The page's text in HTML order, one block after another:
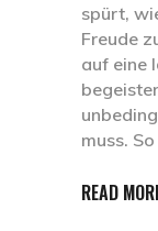
spürt,
Freude
auf eine
muss. So
READ